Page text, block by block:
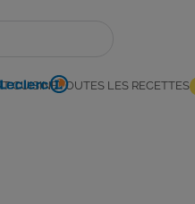
CUISINETOUTES LES RECETTES